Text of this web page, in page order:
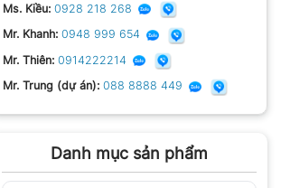
Ms. Kiều: 0928 218 268
Mr. Khanh: 0948 999 654
Mr. Thiên: 0914222214
Mr. Trung (dự án): 088 8888 449
Danh mục sản phẩm